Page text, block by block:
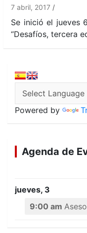
7 abril, 2017
Se inició el jueves
“Desafíos, tercera
Powered by
Agenda de
jueves, 3
9:00 am